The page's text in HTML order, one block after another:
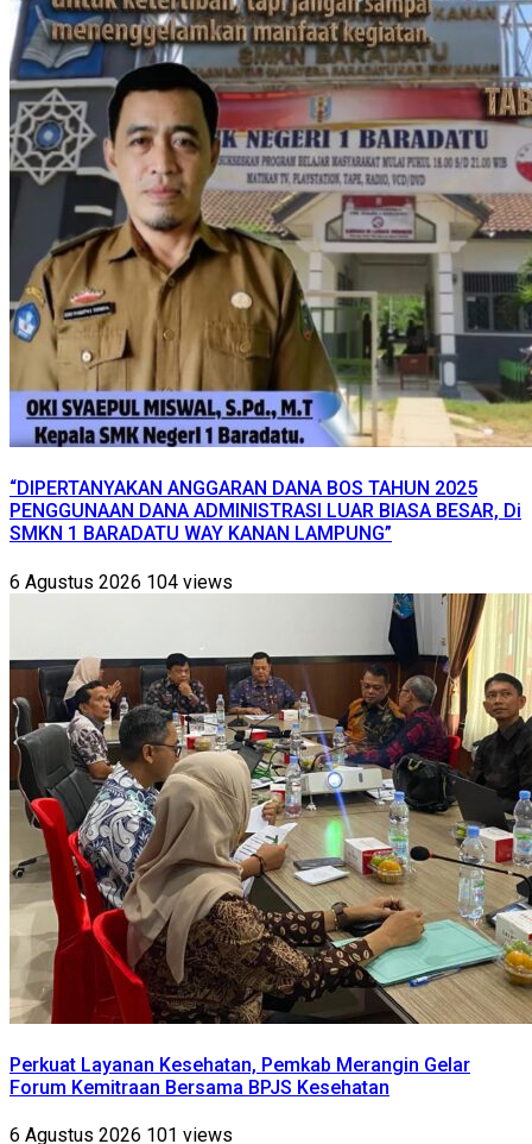
“DIPERTANYAKAN ANGGARAN DANA BOS TAHUN 2025
PENGGUNAAN DANA ADMINISTRASI LUAR BIASA BESAR, Di
SMKN 1 BARADATU WAY KANAN LAMPUNG”
6 Agustus 2026 104 views
Perkuat Layanan Kesehatan, Pemkab Merangin Gelar
Forum Kemitraan Bersama BPJS Kesehatan
6 Agustus 2026 101 views